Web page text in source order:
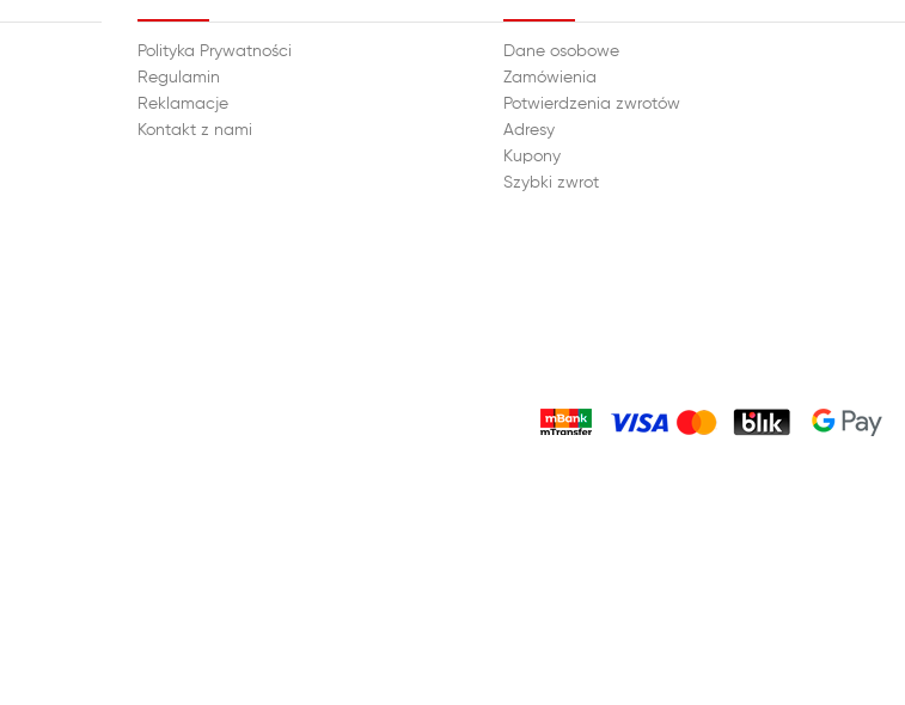
Polityka Prywatności
Regulamin
Reklamacje
Kontakt z nami
Dane osobowe
Zamówienia
Potwierdzenia zwrotów
Adresy
Kupony
Szybki zwrot